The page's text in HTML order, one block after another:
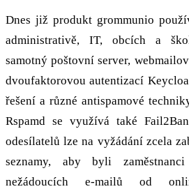
Dnes již produkt grommunio
administrativě, IT, obcích a
samotný poštovní server,
dvoufaktorovou autentizací
řešení a různé antispamové
Rspamd se využívá také
odesílatelů lze na vyžádání zcela
seznamy, aby byli
nežádoucích e-mailů od